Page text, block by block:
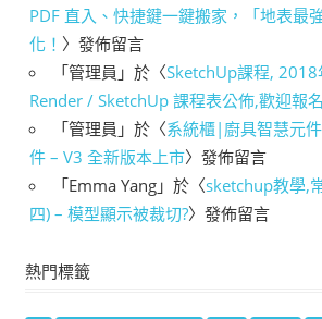
PDF 直入、快捷鍵一鍵搬家，「地表最
化！ 〉發佈留言
「管理員 」於〈SketchUp課程, 2018
Render / SketchUp 課程表公佈,歡迎報
「管理員 」於〈系統櫃|廚具智慧元
件 – V3 全新版本上市〉發佈留言
「Emma Yang 」於〈sketchup教學,
四) – 模型顯示被裁切?〉發佈留言
熱門標籤